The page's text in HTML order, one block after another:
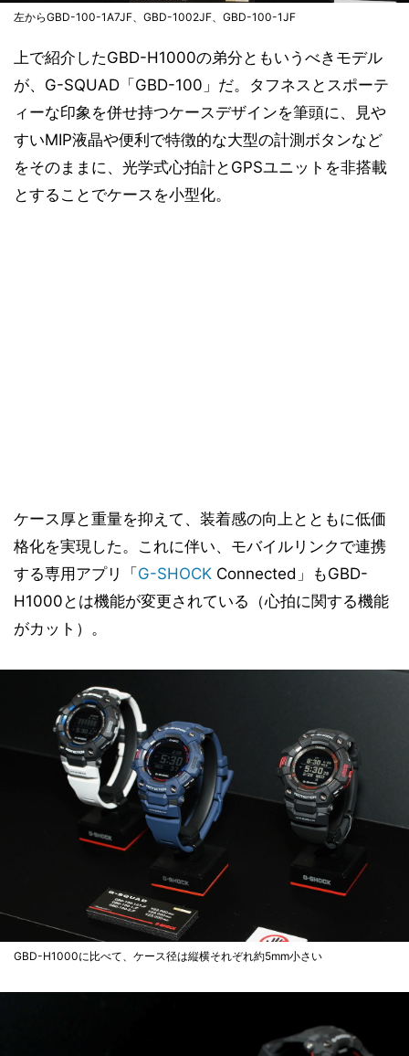
左からGBD-100-1A7JF、GBD-1002JF、GBD-100-1JF
上で紹介したGBD-H1000の弟分ともいうべきモデル
が、G-SQUAD「GBD-100」だ。タフネスとスポーテ
ィーな印象を併せ持つケースデザインを筆頭に、見や
すいMIP液晶や便利で特徴的な大型の計測ボタンなど
をそのままに、光学式心拍計とGPSユニットを非搭載
とすることでケースを小型化。
ケース厚と重量を抑えて、装着感の向上とともに低価
格化を実現した。これに伴い、モバイルリンクで連携
する専用アプリ「G-SHOCK Connected」もGBD-
H1000とは機能が変更されている（心拍に関する機能
がカット）。
GBD-H1000に比べて、ケース径は縦横それぞれ約5mm小さい